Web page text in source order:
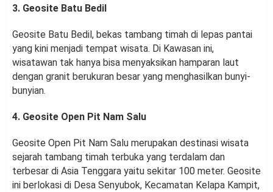
3. Geosite Batu Bedil
Geosite Batu Bedil, bekas tambang timah di lepas pantai
yang kini menjadi tempat wisata. Di Kawasan ini,
wisatawan tak hanya bisa menyaksikan hamparan laut
dengan granit berukuran besar yang menghasilkan bunyi-
bunyian.
4. Geosite Open Pit Nam Salu
Geosite Open Pit Nam Salu merupakan destinasi wisata
sejarah tambang timah terbuka yang terdalam dan
terbesar di Asia Tenggara yaitu sekitar 100 meter. Geosite
ini berlokasi di Desa Senyubok, Kecamatan Kelapa Kampit,